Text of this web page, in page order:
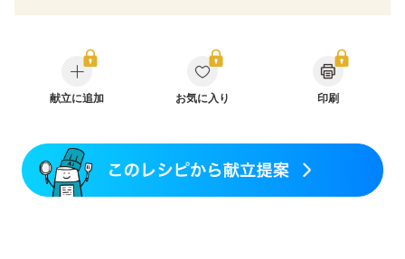
乳がん（抗がん剤治療中）
乳がん（ホルモン療法中）
乳がん（放射線治療中）
乳がん治療を終えた方・経過観察中の方など
食欲がない
ニキビ・肌荒れ
献立に追加 お気に入り 印刷